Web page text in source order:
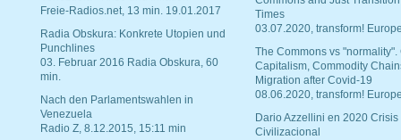
Freie-Radios.net, 13 min. 19.01.2017
Radia Obskura: Konkrete Utopien und
Punchlines
03. Februar 2016 Radia Obskura, 60
min.
Nach den Parlamentswahlen in
Venezuela
Radio Z, 8.12.2015, 15:11 min
Times
03.07.2020, transform!
The Commons vs "normality".
Capitalism, Commodity
Migration after Covid-19
08.06.2020, transform!
Dario Azzellini en 2020 Crisis
Civilizacional